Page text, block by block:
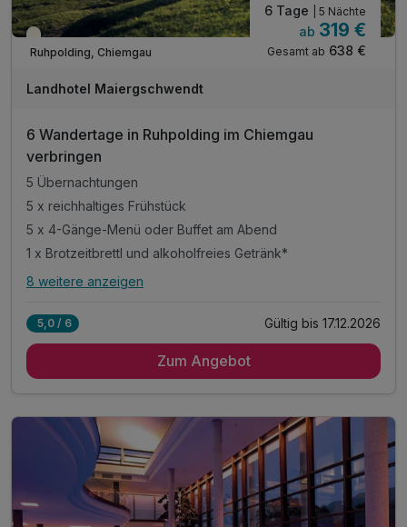
Teilweise ausgelastet
Ruhpolding, Chiemgau
6 Tage | 5 Nächte
ab 319 €
Gesamt ab 638 €
Landhotel Maiergschwendt
6 Wandertage in Ruhpolding im Chiemgau
verbringen
5 Übernachtungen
5 x reichhaltiges Frühstück
5 x 4-Gänge-Menü oder Buffet am Abend
1 x Brotzeitbrettl und alkoholfreies Getränk*
Alle Inklusivleistungen
5 x reichhaltiges Frühstück
1 x Lunchpaket für unterwegs
1 x Berg- oder Talfahrt "Unternbergbahn"**
1 x Berg- & Talfahrt "Hochfelln Seilbahn"**
1 x Welcomedrink am Anreiseabend
8 weitere anzeigen
5,0 / 6 Gültig bis 17.12.2026
Zum Angebot